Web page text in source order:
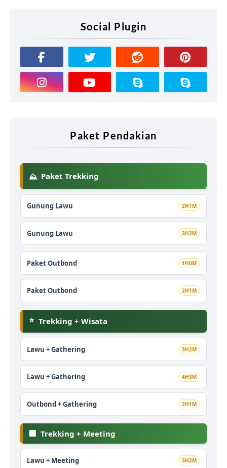
Social Plugin
Paket Pendakian
⛰️ Paket Trekking
Gunung Lawu 2H1M
Gunung Lawu 3H2M
Paket Outbond 1H0M
Paket Outbond 2H1M
⭐ Trekking + Wisata
Lawu + Gathering 3H2M
Lawu + Gathering 4H3M
Outbond + Gathering 2H1M
🏢 Trekking + Meeting
Lawu + Meeting 3H2M